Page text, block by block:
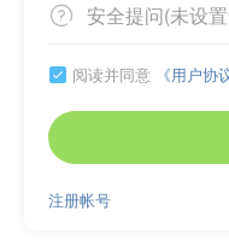
 安全提问(未设
 阅读并同意 《用户协
注册帐号